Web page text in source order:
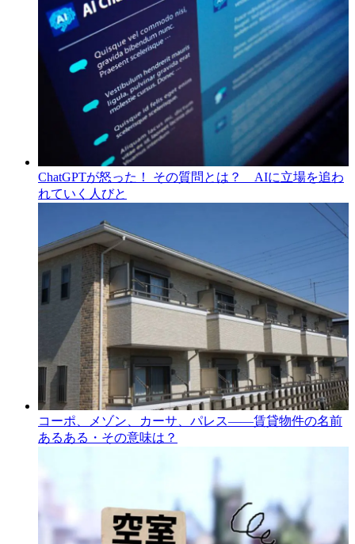
ChatGPTが怒った！ その質問とは？ AIに立場を追わ
れていく人びと
コーポ、メゾン、カーサ、パレス――賃貸物件の名前
あるある・その意味は？